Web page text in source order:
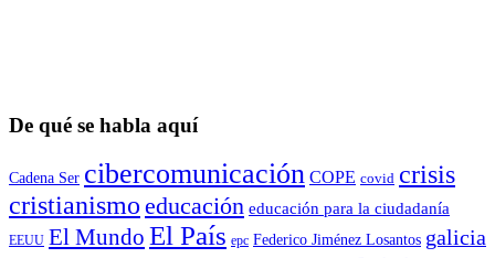
De qué se habla aquí
Cadena Ser cibercomunicación COPE covid crisis
cristianismo educación educación para la ciudadaní­a
EEUU El Mundo El País epc Federico Jiménez Losantos galicia